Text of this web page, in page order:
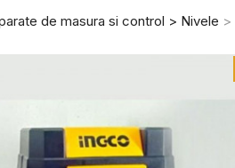
de masura si control Nivele